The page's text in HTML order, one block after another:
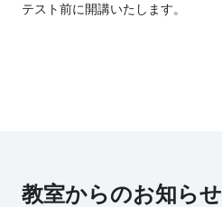
テスト前に開講いたします。
教室からのお知らせ